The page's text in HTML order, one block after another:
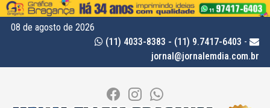
08 de agosto de 2026
(11) 4033-8383 - (11) 9.7417-6403 -
jornal@jornalemdia.com.br